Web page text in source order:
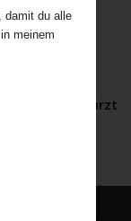
Krise stürzt
damit du alle
meinem